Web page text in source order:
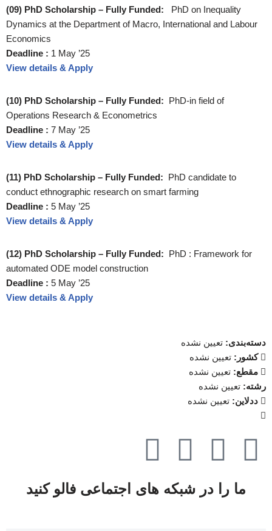
(09) PhD Scholarship – Fully Funded: PhD on Inequality
Dynamics at the Department of Macro, International and Labour
Economics
Deadline : 1 May ’25
View details & Apply
(10) PhD Scholarship – Fully Funded: PhD-in field of
Operations Research & Econometrics
Deadline : 7 May ’25
View details & Apply
(11) PhD Scholarship – Fully Funded: PhD candidate to
conduct ethnographic research on smart farming
Deadline : 5 May ’25
View details & Apply
(12) PhD Scholarship – Fully Funded: PhD : Framework for
automated ODE model construction
Deadline : 5 May ’25
View details & Apply
دسته‌بندی: تعیین نشده
کشور: تعیین نشده
مقطع: تعیین نشده
رشته: تعیین نشده
ددلاین: تعیین نشده
ما را در شبکه های اجتماعی فالو کنید